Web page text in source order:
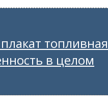
топливная
в целом